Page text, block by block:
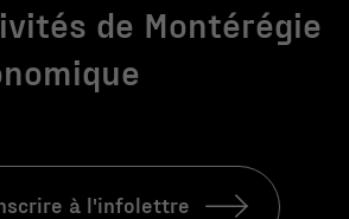
de Montérégie
à l'infolettre